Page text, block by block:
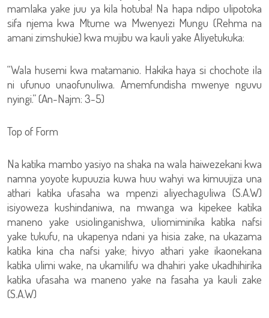
mamlaka yake juu ya kila hotuba! Na hapa ndipo ulipotoka
sifa njema kwa Mtume wa Mwenyezi Mungu (Rehma na
amani zimshukie) kwa mujibu wa kauli yake Aliyetukuka:
“Wala husemi kwa matamanio. Hakika haya si chochote ila
ni ufunuo unaofunuliwa. Amemfundisha mwenye nguvu
nyingi.” (An-Najm: 3-5)
Top of Form
Na katika mambo yasiyo na shaka na wala haiwezekani kwa
namna yoyote kupuuzia kuwa huu wahyi wa kimuujiza una
athari katika ufasaha wa mpenzi aliyechaguliwa (S.A.W)
isiyoweza kushindaniwa, na mwanga wa kipekee katika
maneno yake usiolinganishwa, uliomiminika katika nafsi
yake tukufu, na ukapenya ndani ya hisia zake, na ukazama
katika kina cha nafsi yake; hivyo athari yake ikaonekana
katika ulimi wake, na ukamilifu wa dhahiri yake ukadhihirika
katika ufasaha wa maneno yake na fasaha ya kauli zake
(S.A.W)